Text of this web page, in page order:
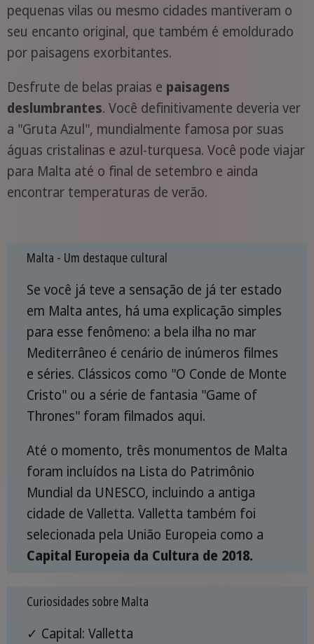
pequenas vilas ou mesmo cidades mantiveram o
seu encanto original, que também é emoldurado
por paisagens exorbitantes.
Desfrute de belas praias e paisagens
deslumbrantes. Você definitivamente deveria ver
a "Gruta Azul", mundialmente famosa por suas
águas cristalinas e azul-turquesa. Você pode viajar
para Malta até o final de setembro e ainda
encontrar temperaturas de verão.
Malta - Um destaque cultural
Se você já teve a sensação de já ter estado
em Malta antes, há uma explicação simples
para esse fenômeno: a bela ilha no mar
Mediterrâneo é cenário de inúmeros filmes
e séries. Clássicos como "O Conde de Monte
Cristo" ou a série de fantasia "Game of
Thrones" foram filmados aqui.
Até o momento, três monumentos de Malta
foram incluídos na Lista do Patrimônio
Mundial da UNESCO, incluindo a antiga
cidade de Valletta. Valletta também foi
selecionada pela União Europeia como a
Capital Europeia da Cultura de 2018.
Curiosidades sobre Malta
✓ Capital: Valletta